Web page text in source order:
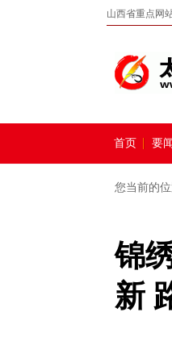
山西省重点网
首页 要闻
您当前的位
锦
新